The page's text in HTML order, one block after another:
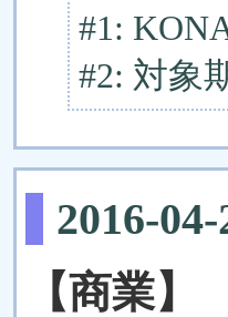
#1:
#2: 対象
2016-04-
【商業】